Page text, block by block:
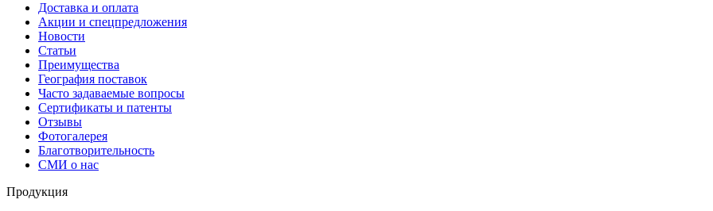
Доставка и оплата
Акции и спецпредложения
Новости
Статьи
Преимущества
География поставок
Часто задаваемые вопросы
Сертификаты и патенты
Отзывы
Фотогалерея
Благотворительность
СМИ о нас
Продукция